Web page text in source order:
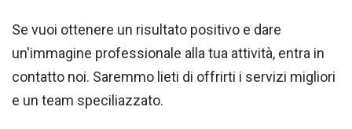
Se vuoi ottenere un risultato positivo e dare
un'immagine professionale alla tua attività, entra in
contatto noi. Saremmo lieti di offrirti i servizi migliori
e un team speciliazzato.